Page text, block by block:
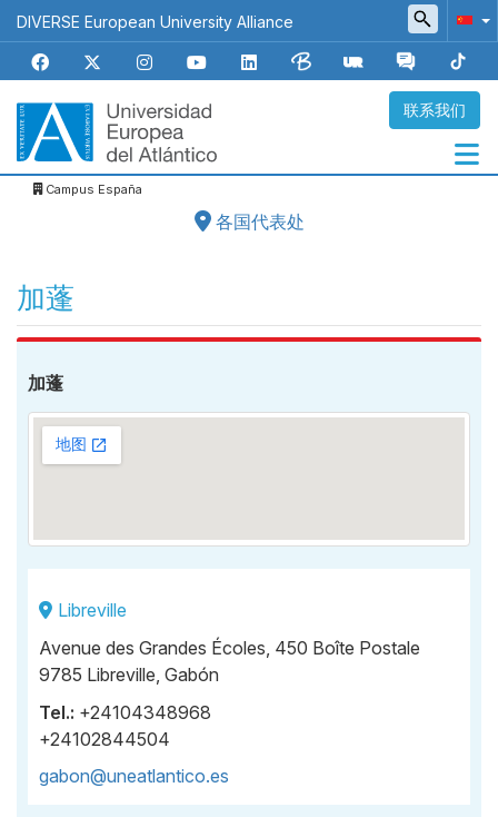
跳
转
主
要
容
DIVERSE European University Alliance
联系我们
Campus España
各国代表处
加蓬
加蓬
Libreville
Avenue des Grandes Écoles, 450 Boîte Postale
9785 Libreville, Gabón
Tel.: +24104348968
+24102844504
gabon@uneatlantico.es